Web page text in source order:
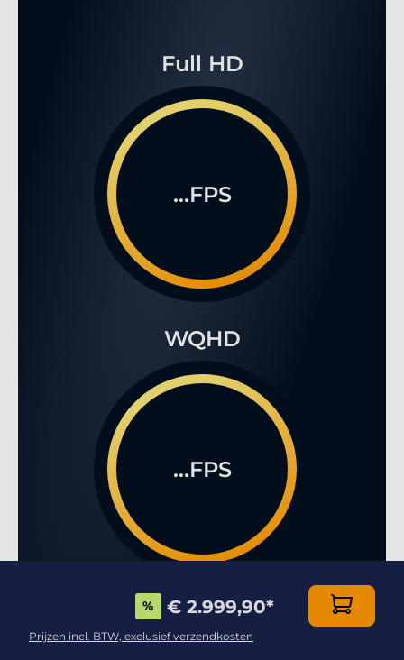
Full HD
...FPS
WQHD
...FPS
4K
% € 2.999,90*
Prijzen incl. BTW, exclusief verzendkosten